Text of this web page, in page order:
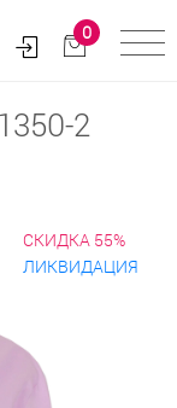
0
2
СКИДКА 55%
ЛИКВИДАЦИЯ